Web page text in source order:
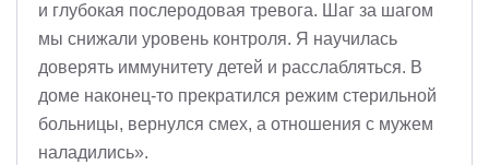
и глубокая послеродовая тревога. Шаг за шагом
мы снижали уровень контроля. Я научилась
доверять иммунитету детей и расслабляться. В
доме наконец-то прекратился режим стерильной
больницы, вернулся смех, а отношения с мужем
наладились».